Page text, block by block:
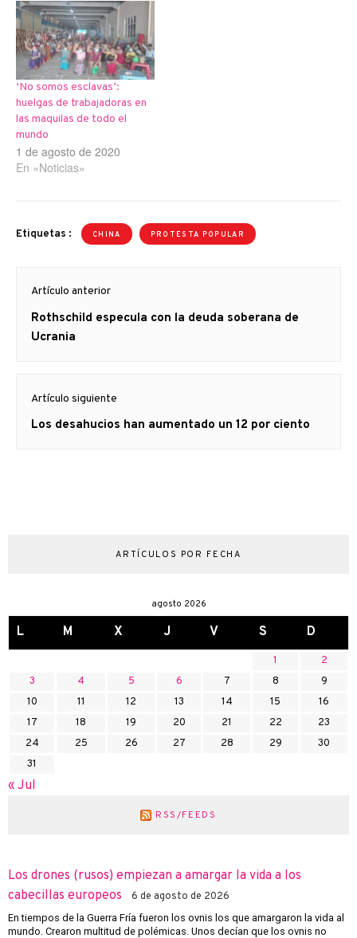
‘No somos esclavas’:
huelgas de trabajadoras en
las maquilas de todo el
mundo
1 de agosto de 2020
En «Noticias»
Etiquetas : CHINA PROTESTA POPULAR
de
entradas
Artículo anterior
Artículo
anterior
Rothschild especula con la deuda soberana de
Ucrania
Artículo siguiente
Artículo
Los desahucios han aumentado un 12 por ciento
ARTÍCULOS POR FECHA
agosto 2026
L M X J V S D
1
2
3
4 5 6 7 8
9
10
11 12 13 14 15
16
17
18 19 20 21 22
23
24
25 26 27 28 29
30
31
« Jul
RSS/FEEDS
Los drones (rusos) empiezan a amargar la vida a los
cabecillas europeos
6 de agosto de 2026
En tiempos de la Guerra Fría fueron los ovnis los que amargaron la vida al
mundo. Crearon multitud de polémicas. Unos decían que los ovnis no